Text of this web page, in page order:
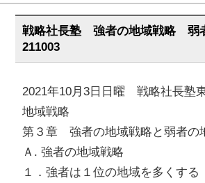
戦略社長塾 強者の地域戦略 弱
211003
2021年10月3日日曜 戦略社長塾
地域戦略
第３章 強者の地域戦略と弱者の
Ａ. 強者の地域戦略
１．強者は１位の地域を多くする